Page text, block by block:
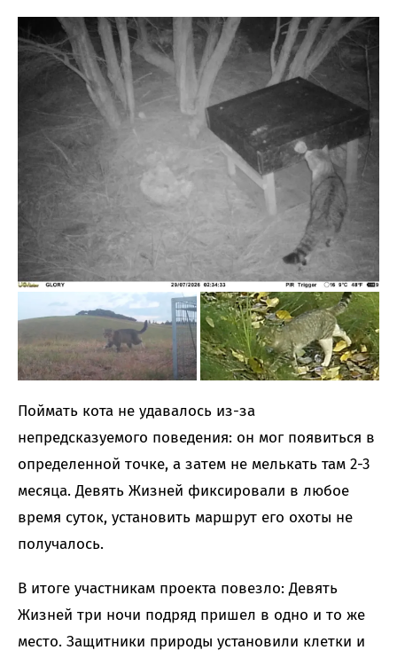
Поймать кота не удавалось из-за
непредсказуемого поведения: он мог появиться в
определенной точке, а затем не мелькать там 2-3
месяца. Девять Жизней фиксировали в любое
время суток, установить маршрут его охоты не
получалось.
В итоге участникам проекта повезло: Девять
Жизней три ночи подряд пришел в одно и то же
место. Защитники природы установили клетки и